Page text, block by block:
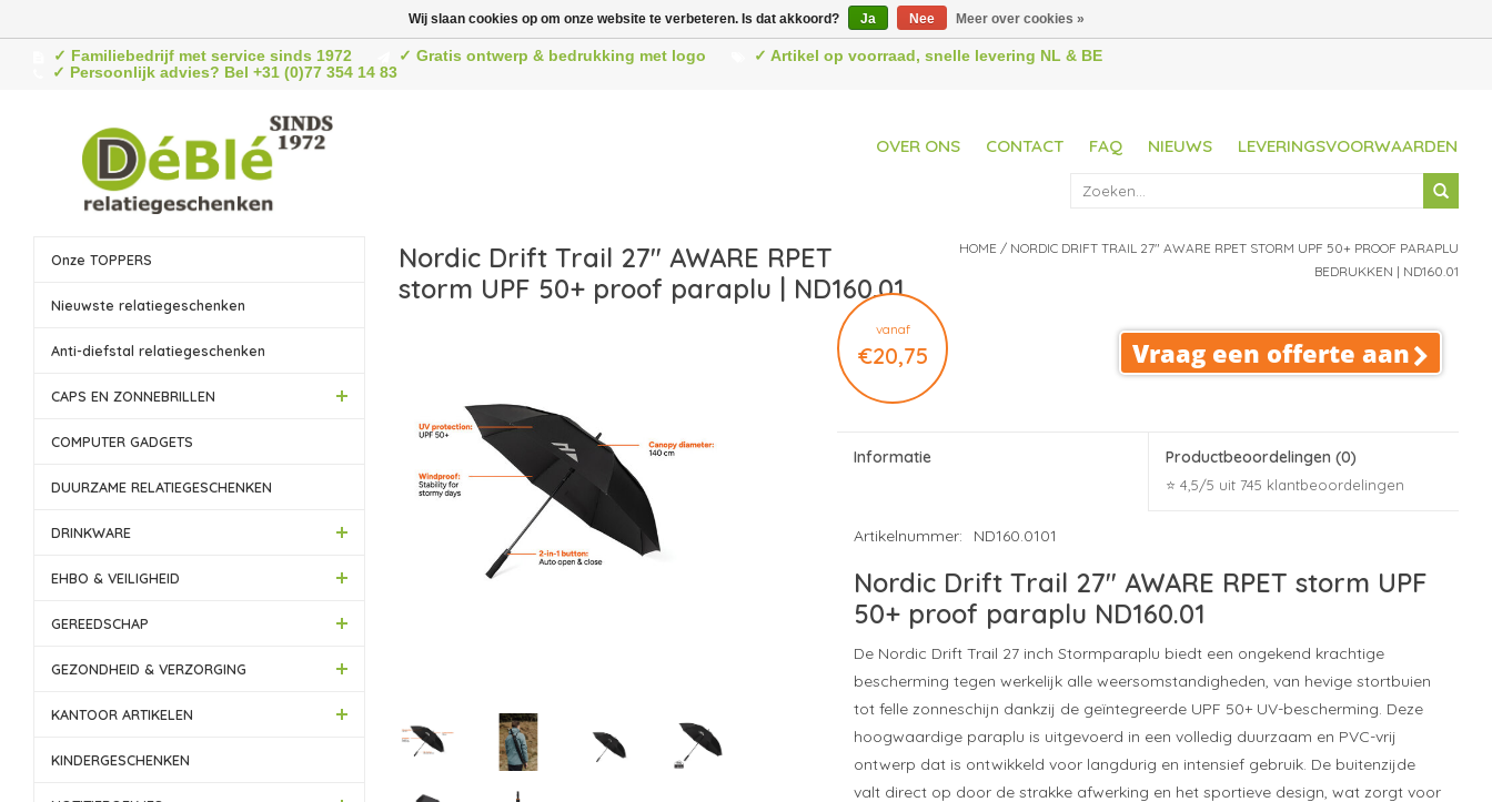
✓ Familiebedrijf met service sinds 1972 ✓ Gratis ontwerp & bedrukking met logo
✓ Artikel op voorraad, snelle levering NL & BE
✓ Persoonlijk advies? Bel +31 (0)77 354 14 83
OVER ONS CONTACT FAQ NIEUWS LEVERINGSVOORWAARDEN
Onze TOPPERS
Nieuwste relatiegeschenken
Anti-diefstal relatiegeschenken
CAPS EN ZONNEBRILLEN
COMPUTER GADGETS
DUURZAME RELATIEGESCHENKEN
DRINKWARE
EHBO & VEILIGHEID
GEREEDSCHAP
GEZONDHEID & VERZORGING
KANTOOR ARTIKELEN
KINDERGESCHENKEN
Nordic Drift Trail 27" AWARE RPET
storm UPF 50+ proof paraplu | ND160.01
HOME / NORDIC DRIFT TRAIL 27" AWARE RPET STORM UPF 50+ PROOF PARAPLU
BEDRUKKEN | ND160.01
vanaf
€20,75 Vraag een offerte aan
Informatie Productbeoordelingen(0)
⭐ 4,5/5 uit 745 klantbeoordelingen
Artikelnummer: ND160.0101
Nordic Drift Trail 27" AWARE RPET storm UPF
50+ proof paraplu ND160.01
De Nordic Drift Trail 27 inch Stormparaplu biedt een ongekend krachtige
bescherming tegen werkelijk alle weersomstandigheden, van hevige stortbuien
tot felle zonneschijn dankzij de geïntegreerde UPF 50+ UV-bescherming. Deze
hoogwaardige paraplu is uitgevoerd in een volledig duurzaam en PVC-vrij
ontwerp dat is ontwikkeld voor langdurig en intensief gebruik. De buitenzijde
valt direct op door de strakke afwerking en het sportieve design, wat zorgt voor
Wij slaan cookies op om onze website te verbeteren. Is dat akkoord? Ja Nee Meer over cookies »